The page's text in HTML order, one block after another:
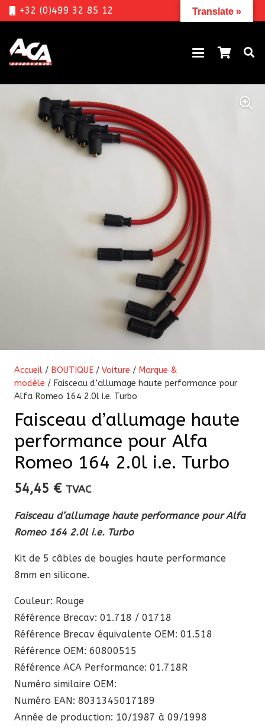
+32 (0)499 32 85 12
Accueil / BOUTIQUE / Voiture / Marque &
modèle / Faisceau d’allumage haute performance pour
Alfa Romeo 164 2.0l i.e. Turbo
Faisceau d’allumage haute
performance pour Alfa
Romeo 164 2.0l i.e. Turbo
54,45 € TVAC
Faisceau d’allumage haute performance pour Alfa
Romeo 164 2.0l i.e. Turbo
Kit de 5 câbles de bougies haute performance
8mm en silicone.
Couleur: Rouge
Référence Brecav: 01.718 / 01718
Référence Brecav équivalente OEM: 01.518
Référence OEM: 60800515
Référence ACA Performance: 01.718R
Numéro similaire OEM:
Numéro EAN: 8031345017189
Année de production: 10/1987 à 09/1998
Translate »